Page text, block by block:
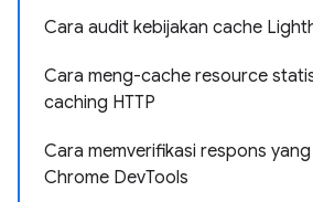
Cara audit kebijakan cache
Cara meng-cache resource
caching HTTP
Cara memverifikasi respons
Chrome DevTools